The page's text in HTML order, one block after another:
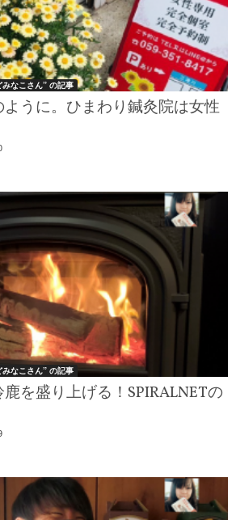
なこさん” の記事
うに。ひまわり鍼灸院は女性
なこさん” の記事
を盛り上げる！SPIRALNETの